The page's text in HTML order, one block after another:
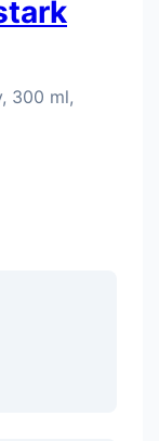
300 ml,